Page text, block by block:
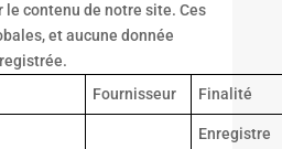
le contenu de notre site. Ces
et aucune donnée
Fournisseur Finalité
Enregistre